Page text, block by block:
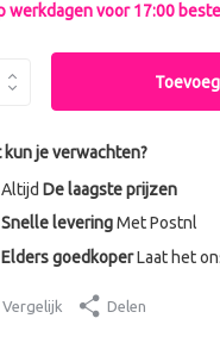
werkdagen voor 17:00
kun je verwachten?
Altijd De laagste prijzen
Snelle leveringMet Postnl
Elders goedkoperLaat het
Vergelijk Delen